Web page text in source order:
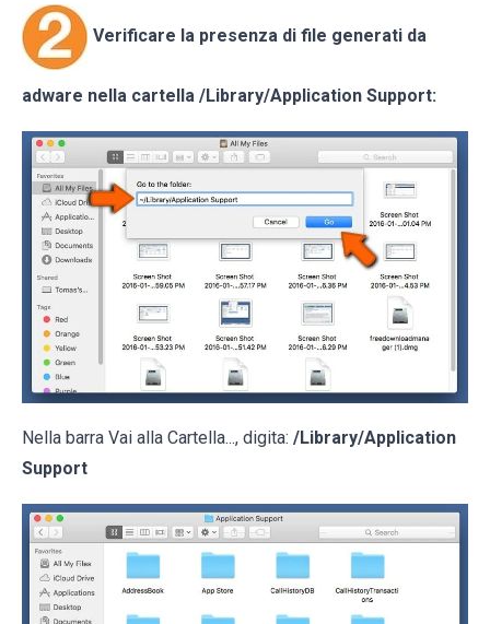
Verificare la presenza di file generati da
adware nella cartella /Library/Application Support:
Nella barra Vai alla Cartella..., digita: /Library/Application
Support